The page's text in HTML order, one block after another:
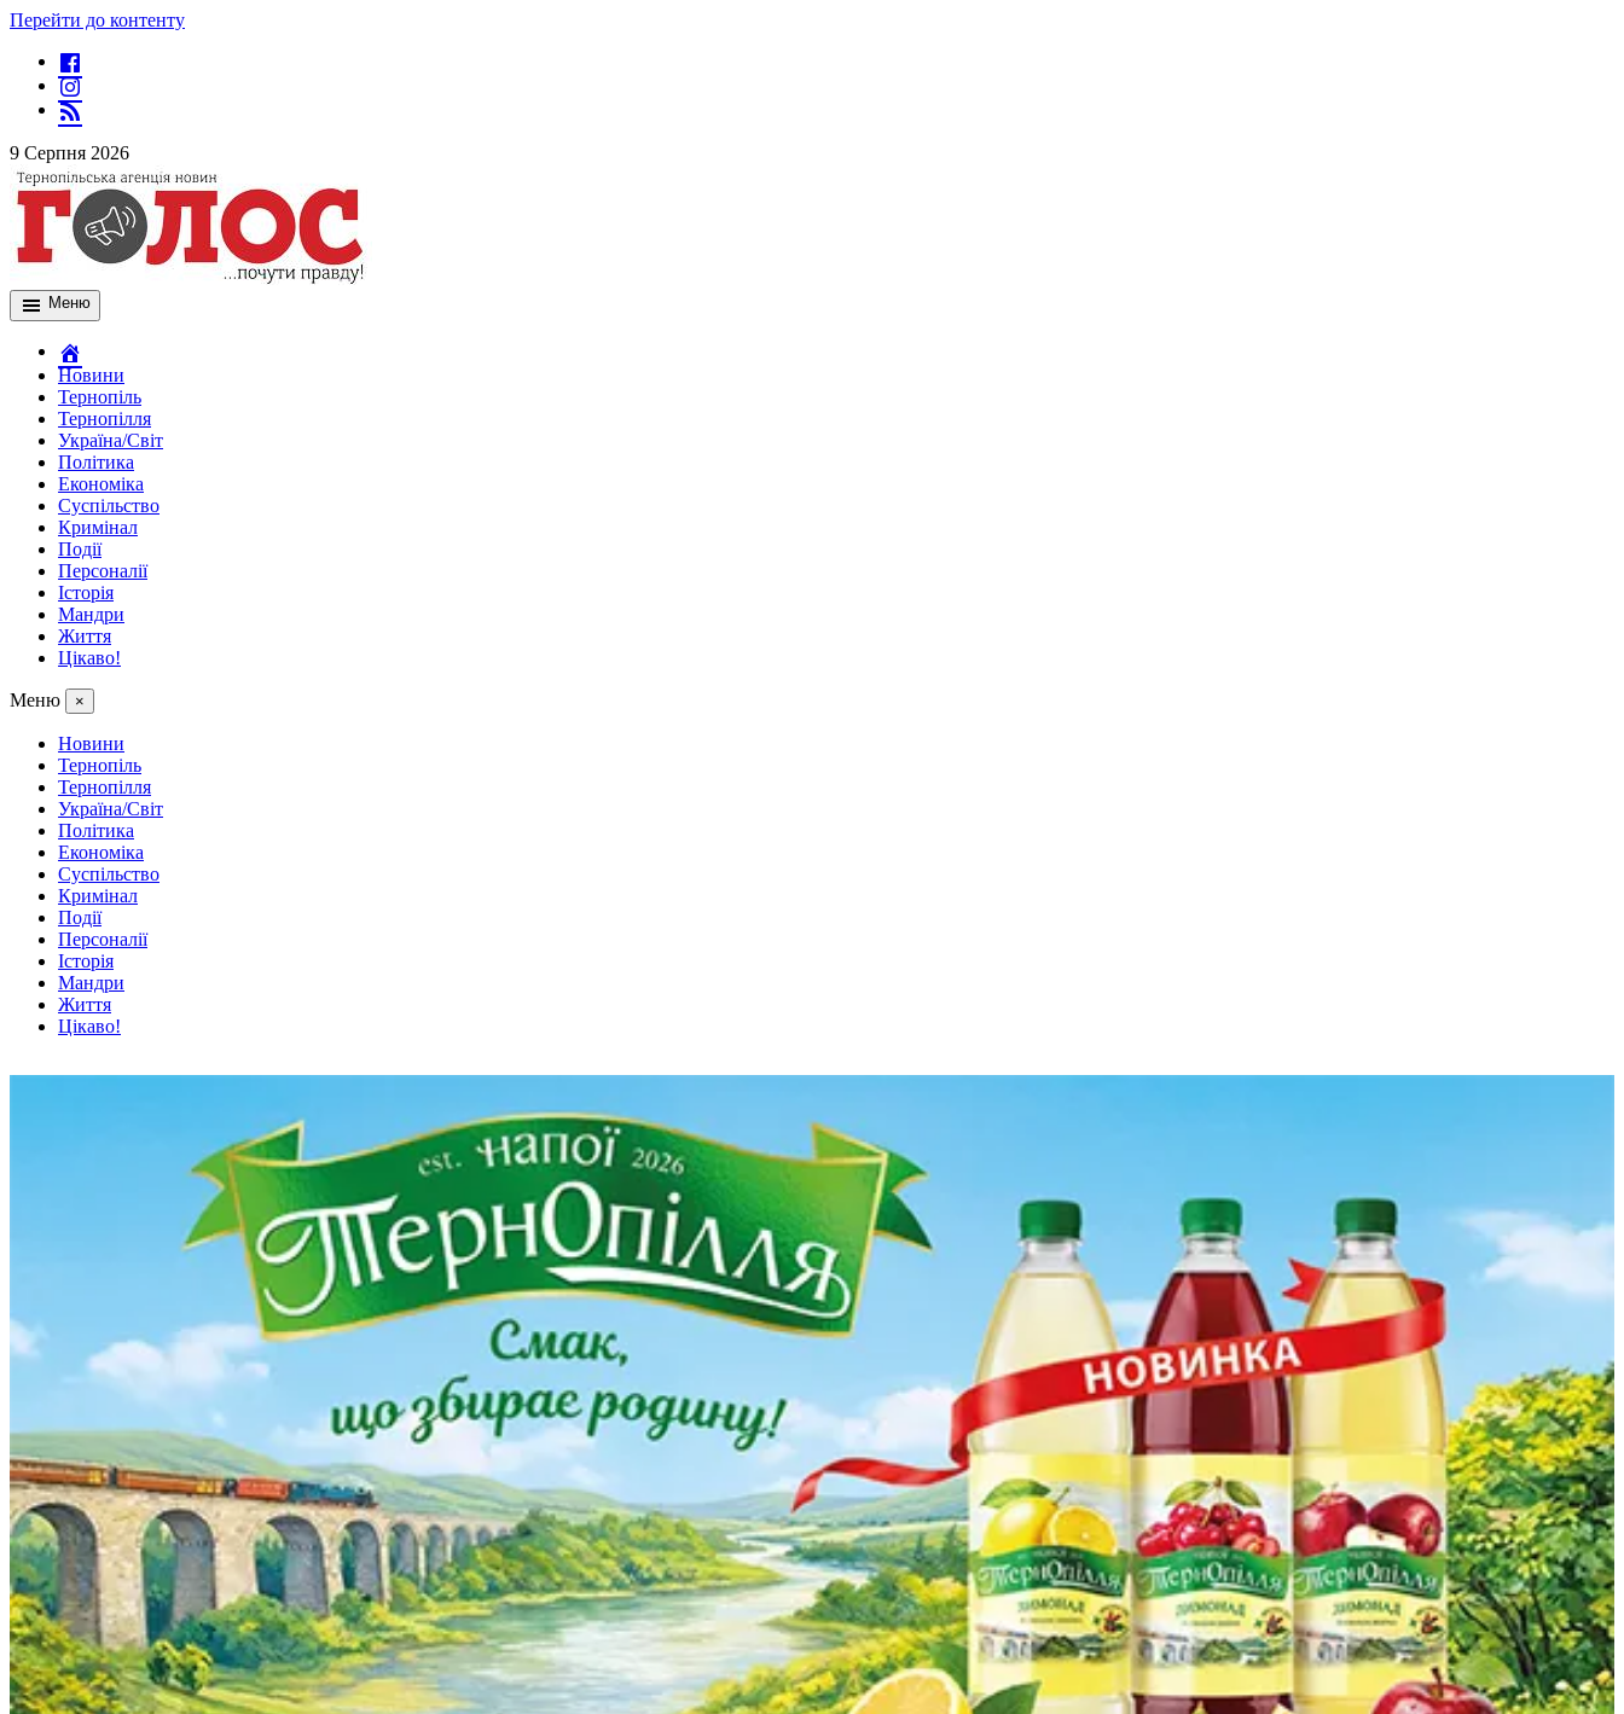
Перейти до контенту
9 Серпня 2026
Меню
Новини
Тернопіль
Тернопілля
Україна/Світ
Політика
Економіка
Суспільство
Кримінал
Події
Персоналії
Історія
Мандри
Життя
Цікаво!
Меню ×
Новини
Тернопіль
Тернопілля
Україна/Світ
Політика
Економіка
Суспільство
Кримінал
Події
Персоналії
Історія
Мандри
Життя
Цікаво!